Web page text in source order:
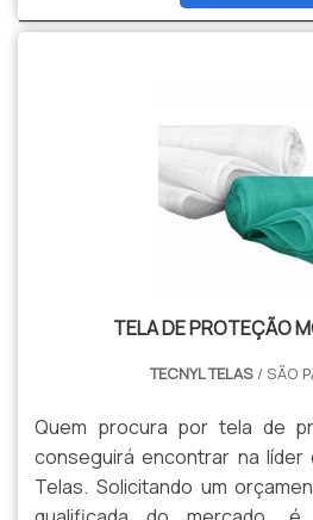
evitando perda de
Durabilidade, e Versatilidade,
TELA DE PROTEÇÃO
TECNYL TELAS/ SÃO
Quem procura por tela de
conseguirá encontrar na
Telas. Solicitando um